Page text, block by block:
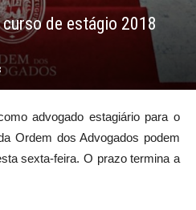
de estágio 2018
advogado estagiário para o
Ordem dos Advogados podem
sexta-feira. O prazo termina a